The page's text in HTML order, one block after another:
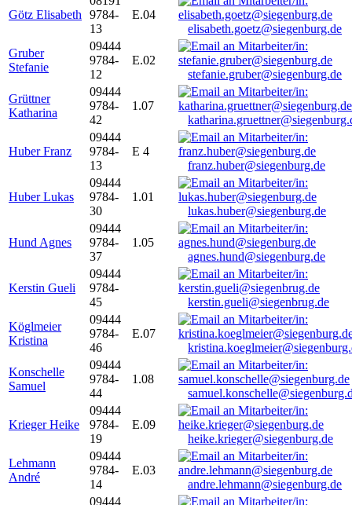
Götz Elisabeth
9784-
13
E.04
elisabeth.goetz@siegenburg.de
Gruber
Stefanie
09444
9784-
12
E.02
stefanie.gruber@siegenburg.de
Grüttner
Katharina
09444
9784-
42
1.07
Huber Franz
09444
9784-
13
E 4
franz.huber@siegenburg.de
Huber Lukas
09444
9784-
30
1.01
lukas.huber@siegenburg.de
Hund Agnes
09444
9784-
37
1.05
agnes.hund@siegenburg.de
Kerstin Gueli
09444
9784-
45
kerstin.gueli@siegenbrug.de
Köglmeier
Kristina
09444
9784-
46
E.07
Konschelle
Samuel
09444
9784-
44
1.08
Krieger Heike
09444
9784-
19
E.09
heike.krieger@siegenburg.de
Lehmann
André
09444
9784-
14
E.03
andre.lehmann@siegenburg.de
09444